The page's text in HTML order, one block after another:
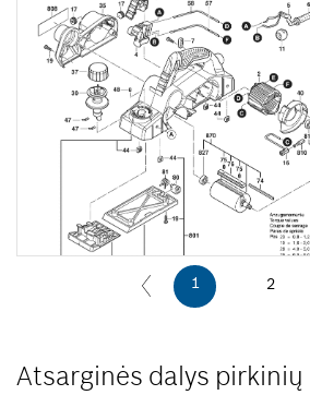
1 2
Atsarginės dalys pirkinių